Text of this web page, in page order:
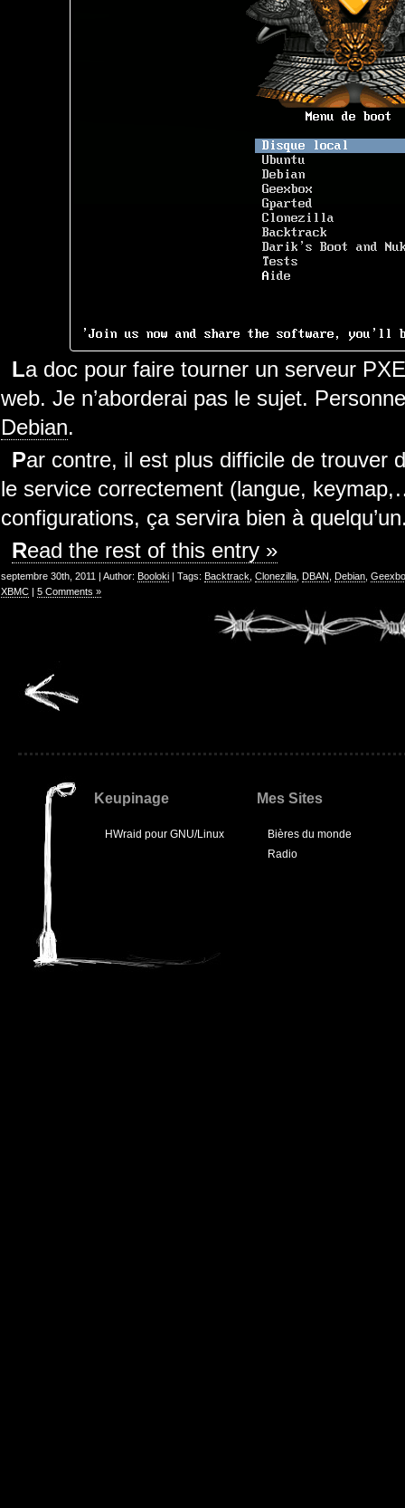
La doc pour faire tourner un serveur PXE / FTTP est assez fournie sur le
web. Je n’aborderai pas le sujet.
Debian.
Par contre, il est plus difficile de trouver des options correctes pour fournir
le service correctement (langue,
configurations, ça servira bien à
Read the rest of this entry »
septembre 30th, 2011 | Author: Booloki| Tags: Backtrack Clonezilla, DBAN Debian,
XBMC| 5 Comments »
Keupinage
HWraid pour GNU/Linux
Mes Sites
Bières du monde
Radio